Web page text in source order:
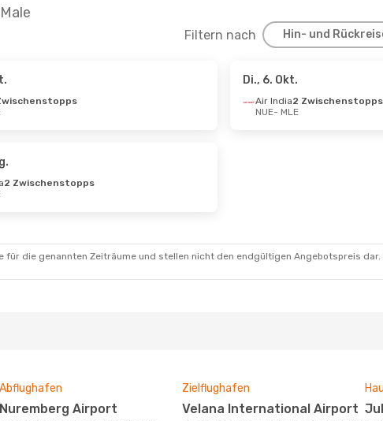
Filtern nach Hin- und
2 Zwischenstopps
Qatar Airways
2 Zwischenstopps
Di., 6. Okt.
Air India2 Zwischenstopps
NUE- MLE
2 Zwischenstopps
die genannten Zeiträume und stellen nicht den endgültigen Angebotspreis
Abflughafen
Nuremberg Airport
Zielflughafen
Velana International Airport